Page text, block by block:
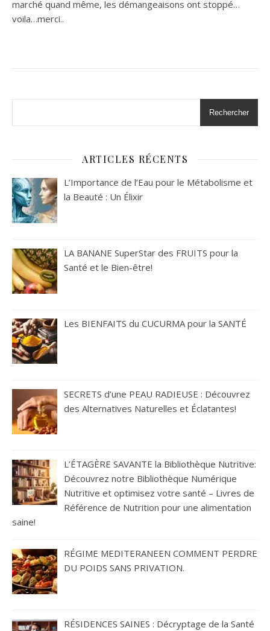
marché quand même, les démangeaisons ont stoppé…
voila…merci..
Rechercher
ARTICLES RÉCENTS
L’Importance de l’Eau pour le Métabolisme et
la Beauté : Un Élixir
LA BANANE SuperStar des FRUITS pour la
Santé et le Bien-être!
Les BIENFAITS du CUCURMA pour la SANTÉ
SECRETS d’une PEAU RADIEUSE : Découvrez
des Alternatives Naturelles et Éclatantes!
L’ÉTAGÈRE SAVANTE la Bibliothèque Nutritive:
Découvrez notre Bibliothèque Numérique
Nutritive et optimisez votre santé – Livres de
Référence de Nutrition pour une alimentation
saine!
RÉGIME MEDITERANEEN COMMENT PERDRE
DU POIDS SANS PRIVATION.
RÉSIDENCES SAINES : Décryptage de la Santé